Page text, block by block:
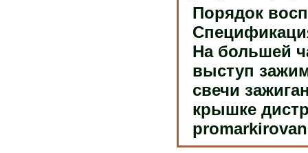
Порядок
На большей
выступ
свечи
крышке